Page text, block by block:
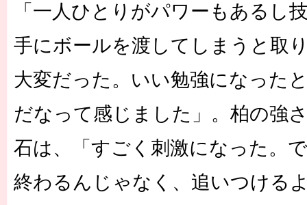
「一人ひとりがパワーもあるし
手にボールを渡してしまうと取
大変だった。いい勉強になった
だなって感じました」。柏の強
石は、「すごく刺激になった。
終わるんじゃなく、追いつける